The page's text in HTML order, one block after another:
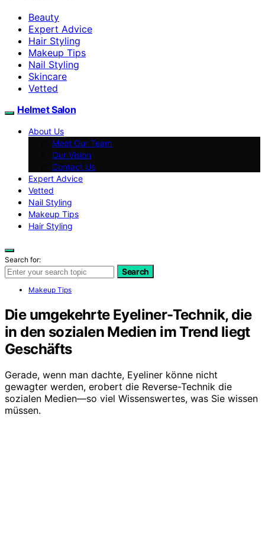
Beauty
Expert Advice
Hair Styling
Makeup Tips
Nail Styling
Skincare
Vetted
Helmet Salon
About Us
Meet Our Team
Our Vision
Contact Us
Expert Advice
Vetted
Nail Styling
Makeup Tips
Hair Styling
Search for:
Search
Makeup Tips
Die umgekehrte Eyeliner-Technik, die
in den sozialen Medien im Trend liegt
Geschäfts
Gerade, wenn man dachte, Eyeliner könne nicht
gewagter werden, erobert die Reverse-Technik die
sozialen Medien—so viel Wissenswertes, was Sie wissen
müssen.